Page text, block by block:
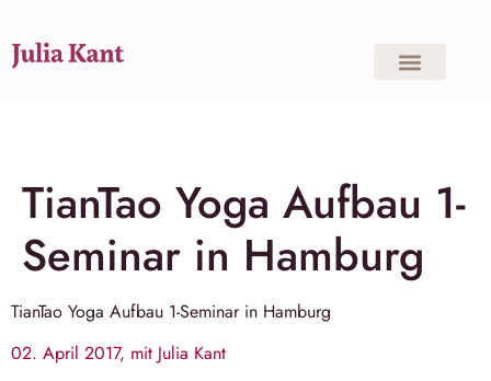
TianTao Yoga Aufbau 1-
Seminar in Hamburg
TianTao Yoga Aufbau 1-Seminar in Hamburg
02. April 2017, mit Julia Kant